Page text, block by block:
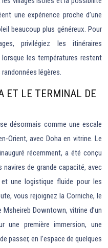
une expérience proche d’une
beaucoup plus généreux. Pour
privilégiez les itinéraires
les températures restent
légères.
ET LE TERMINAL DE
désormais comme une escale
Orient, avec Doha en vitrine. Le
récemment, a été conçu
de grande capacité, avec
une logistique fluide pour les
vous rejoignez la Corniche, le
Downtown, vitrine d’un
une première immersion, une
passer, en l’espace de quelques